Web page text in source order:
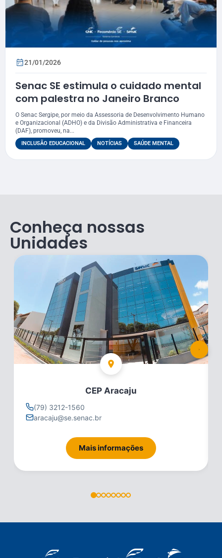
21/01/2026
Senac SE estimula o cuidado mental
com palestra no Janeiro Branco
O Senac Sergipe, por meio da Assessoria de Desenvolvimento Humano
e Organizacional (ADHO) e da Divisão Administrativa e Financeira
(DAF), promoveu, na...
INCLUSÃO EDUCACIONAL NOTÍCIAS SAÚDE MENTAL
Conheça nossas
Unidades
CEP Aracaju
(79) 3212-1560
aracaju@se.senac.br
Mais informações